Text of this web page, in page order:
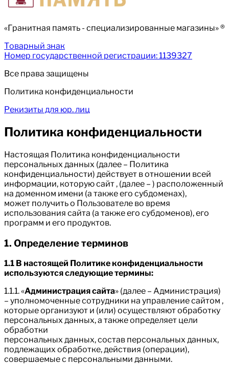
«Гранитная память - специализированные магазины» ®
Товарный знак
Номер государственной регистрации: 1139327
Все права защищены
Политика конфиденциальности
Рекизиты для юр. лиц
Политика конфиденциальности
Настоящая Политика конфиденциальности
персональных данных (далее – Политика
конфиденциальности) действует в отношении всей
информации, которую сайт , (далее – ) расположенный
на доменном имени (а также его субдоменах),
может получить о Пользователе во время
использования сайта (а также его субдоменов), его
программ и его продуктов.
1. Определение терминов
1.1 В настоящей Политике конфиденциальности
используются следующие термины:
1.1.1. «Администрация сайта» (далее – Администрация)
– уполномоченные сотрудники на управление сайтом ,
которые организуют и (или) осуществляют обработку
персональных данных, а также определяет цели
обработки
персональных данных, состав персональных данных,
подлежащих обработке, действия (операции),
совершаемые с персональными данными.